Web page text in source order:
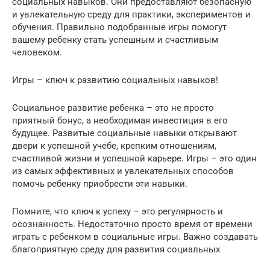
и увлекательную среду для практики, экспериментов и
обучения. Правильно подобранные игры помогут
вашему ребенку стать успешным и счастливым
человеком.
Игры – ключ к развитию социальных навыков!
Социальное развитие ребенка – это не просто
приятный бонус, а необходимая инвестиция в его
будущее. Развитые социальные навыки открывают
двери к успешной учебе, крепким отношениям,
счастливой жизни и успешной карьере. Игры – это один
из самых эффективных и увлекательных способов
помочь ребенку приобрести эти навыки.
Помните, что ключ к успеху – это регулярность и
осознанность. Недостаточно просто время от времени
играть с ребенком в социальные игры. Важно создавать
благоприятную среду для развития социальных